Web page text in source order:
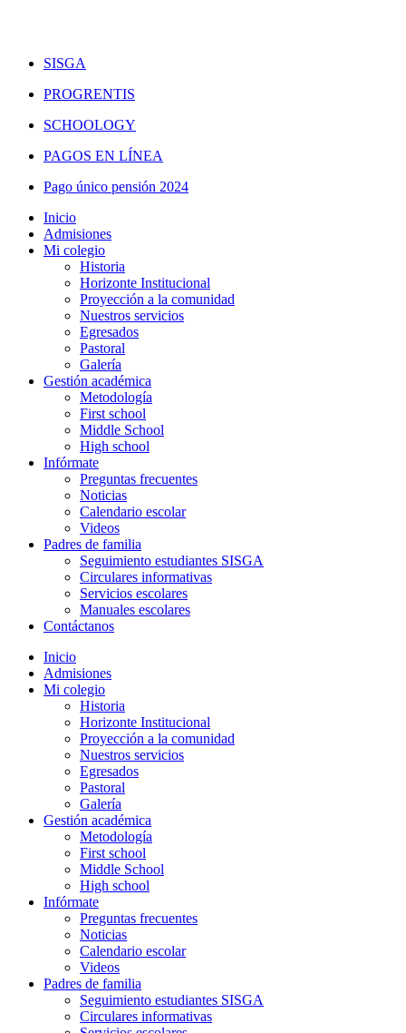
SISGA
PROGRENTIS
SCHOOLOGY
PAGOS EN LÍNEA
Pago único pensión 2024
Inicio
Admisiones
Mi colegio
Historia
Horizonte Institucional
Proyección a la comunidad
Nuestros servicios
Egresados
Pastoral
Galería
Gestión académica
Metodología
First school
Middle School
High school
Infórmate
Preguntas frecuentes
Noticias
Calendario escolar
Videos
Padres de familia
Seguimiento estudiantes SISGA
Circulares informativas
Servicios escolares
Manuales escolares
Contáctanos
Inicio
Admisiones
Mi colegio
Historia
Horizonte Institucional
Proyección a la comunidad
Nuestros servicios
Egresados
Pastoral
Galería
Gestión académica
Metodología
First school
Middle School
High school
Infórmate
Preguntas frecuentes
Noticias
Calendario escolar
Videos
Padres de familia
Seguimiento estudiantes SISGA
Circulares informativas